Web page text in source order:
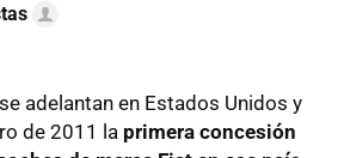
adelantan en Estados Unidos y
de 2011 la primera concesión